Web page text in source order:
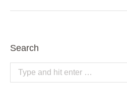
Search
Search: